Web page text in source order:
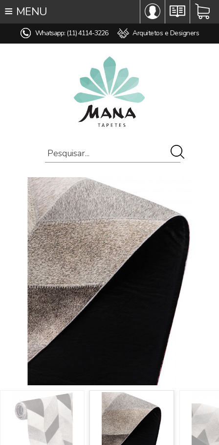
∞ TODOS OS TAPETES
♥ TAPETES SOB MEDIDA
COMPOSIÇÃO
OFERTAS
≡ MENU
Whatsapp: (11) 4114-3226 Arquitetos e Designers